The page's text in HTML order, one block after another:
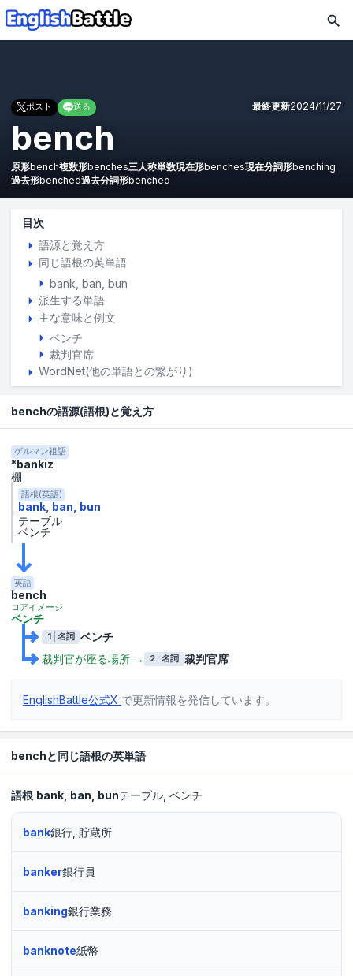
ポスト 送る 最終更新2024/11/27
bench
原形bench複数形benches三人称単数現在形benches現在分詞形benching
過去形benched過去分詞形benched
目次
語源と覚え方
同じ語根の英単語
bank ban bun
派生する単語
主な意味と例文
ベンチ
裁判官席
WordNet(他の単語との繋がり)
benchの語源(語根)と覚え方
ゲルマン祖語
*bankiz
棚
語根(英語)
bank ban bun
テーブル
ベンチ
英語
bench
コアイメージ
ベンチ
1 名詞
ベンチ
裁判官が座る場所 → 2 名詞 裁判官席
EnglishBattle公式X で更新情報を発信しています。
benchと同じ語根の英単語
語根 bank ban bunテーブル ベンチ
bank銀行, 貯蔵所
banker銀行員
banking銀行業務
banknote紙幣